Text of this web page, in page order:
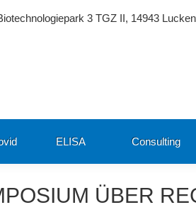
3 TGZ II, 14943
ELISA Consulting
ÜBER